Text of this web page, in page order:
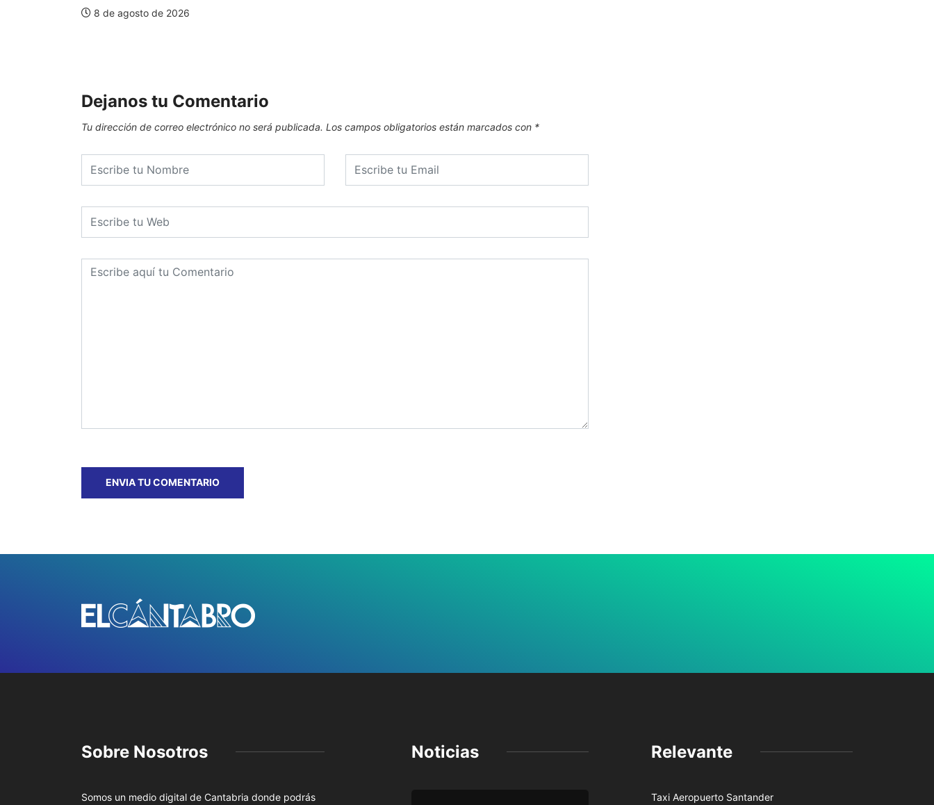
8 de agosto de 2026
Dejanos tu Comentario
Tu dirección de correo electrónico no será publicada. Los campos obligatorios están marcados con *
Sobre Nosotros
Somos un medio digital de Cantabria donde podrás
Noticias Relevante
Taxi Aeropuerto Santander